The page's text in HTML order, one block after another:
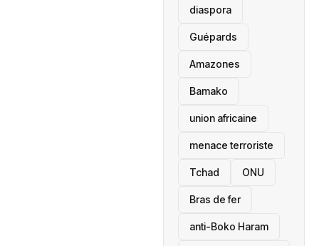
diaspora
Guépards
Amazones
Bamako
union africaine
menace terroriste
‎Tchad ONU
Bras de fer
anti-Boko Haram